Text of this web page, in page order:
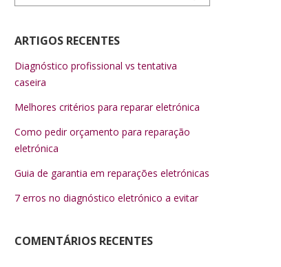
ARTIGOS RECENTES
Diagnóstico profissional vs tentativa
caseira
Melhores critérios para reparar eletrónica
Como pedir orçamento para reparação
eletrónica
Guia de garantia em reparações eletrónicas
7 erros no diagnóstico eletrónico a evitar
COMENTÁRIOS RECENTES